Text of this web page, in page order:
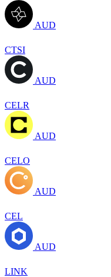
AUD
CTSI
AUD
CELR
AUD
CELO
AUD
CEL
AUD
LINK